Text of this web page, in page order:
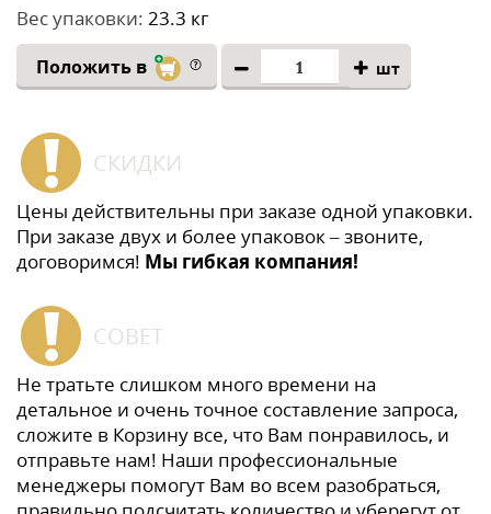
Вес упаковки: 23.3 кг
Положить в шт
СКИДКИ
Цены действительны при заказе одной упаковки.
При заказе двух и более упаковок – звоните,
договоримся! Мы гибкая компания!
СОВЕТ
Не тратьте слишком много времени на
детальное и очень точное составление запроса,
сложите в Корзину все, что Вам понравилось, и
отправьте нам! Наши профессиональные
менеджеры помогут Вам во всем разобраться,